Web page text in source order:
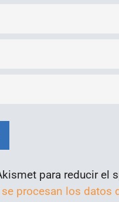
para reducir el
procesan los datos